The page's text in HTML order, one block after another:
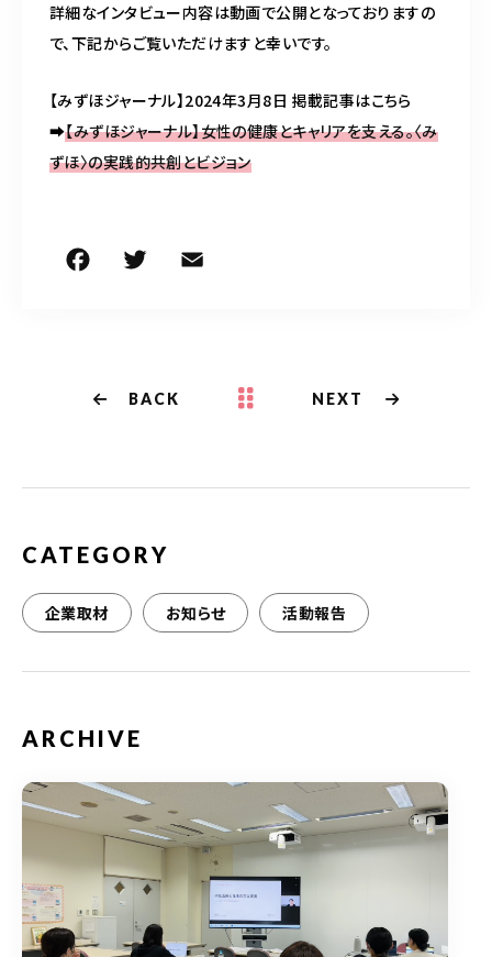
詳細なインタビュー内容は動画で公開となっておりますの
で、下記からご覧いただけますと幸いです。
【みずほジャーナル】2024年3月8日 掲載記事はこちら
➡【みずほジャーナル】女性の健康とキャリアを支える。〈み
ずほ〉の実践的共創とビジョン
b
o
r
BACK NEXT
CATEGORY
企業取材 お知らせ 活動報告
ARCHIVE